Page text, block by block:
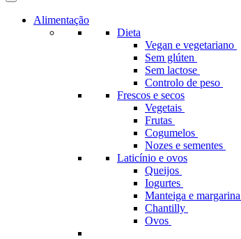
Alimentação
Dieta
Vegan e vegetariano
Sem glúten
Sem lactose
Controlo de peso
Frescos e secos
Vegetais
Frutas
Cogumelos
Nozes e sementes
Laticínio e ovos
Queijos
Iogurtes
Manteiga e margarina
Chantilly
Ovos